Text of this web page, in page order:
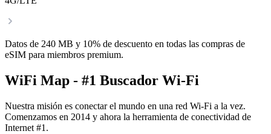
Datos de 240 MB y 10% de descuento en todas las compras de
eSIM para miembros premium.
WiFi Map - #1 Buscador Wi-Fi
Nuestra misión es conectar el mundo en una red Wi-Fi a la vez.
Comenzamos en 2014 y ahora la herramienta de conectividad de
Internet #1.